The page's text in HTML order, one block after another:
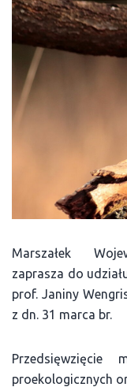
Marszałek
zaprasza do
prof. Janiny
z dn. 31 marca br.
proekologicznych